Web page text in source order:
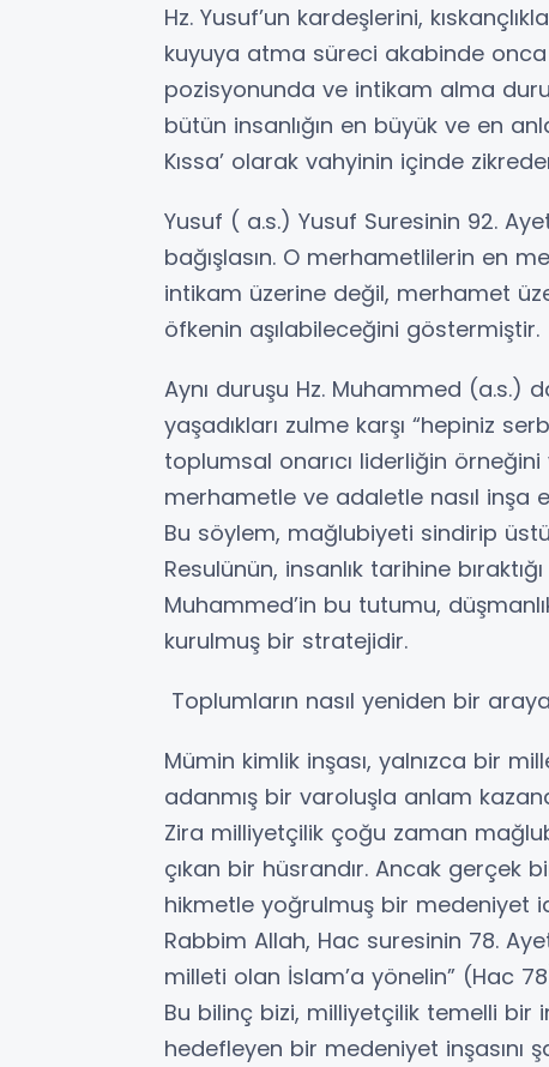
Hz. Yusuf’un kardeşlerini,
kuyuya atma süreci akabinde onca
pozisyonunda ve intikam alma
bütün insanlığın en büyük ve en
Kıssa’ olarak vahyinin içinde
Yusuf ( a.s.) Yusuf Suresinin 92.
bağışlasın. O merhametlilerin en
intikam üzerine değil, merhamet
öfkenin aşılabileceğini göstermiştir.
Aynı duruşu Hz. Muhammed (a.s.)
yaşadıkları zulme karşı “hepiniz
toplumsal onarıcı liderliğin
merhametle ve adaletle nasıl inşa
Bu söylem, mağlubiyeti sindirip
Resulünün, insanlık tarihine
Muhammed’in bu tutumu,
kurulmuş bir stratejidir.
Toplumların nasıl yeniden bir
Mümin kimlik inşası, yalnızca bir
adanmış bir varoluşla anlam
Zira milliyetçilik çoğu zaman
çıkan bir hüsrandır. Ancak gerçek
hikmetle yoğrulmuş bir medeniyet
Rabbim Allah, Hac suresinin 78.
milleti olan İslam’a yönelin” (Hac
Bu bilinç bizi, milliyetçilik temelli bir
hedefleyen bir medeniyet inşasını